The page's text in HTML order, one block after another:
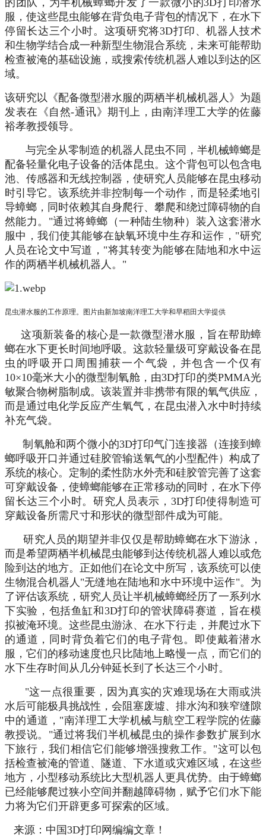
的团队，为半机械蟑螂开发了一款微小的3D打印潜水
服，使这些昆虫能够在背负电子背包的情况下，在水下
停留长达三个小时。这项研究将3D打印、机器人技术
和生物学结合成一种新型生物混合系统，未来可能帮助
检查被淹的基础设施，或搜索传统机器人难以到达的区
域。
该研究以《配备微型潜水服的两栖半机械机器人》为题
发表在《自然-通讯》期刊上，由南洋理工大学的佐藤
裕孝教授领导。
与完全从零制造的机器人昆虫不同，半机械蟑螂是
配备轻量化电子设备的活体昆虫。这个背包可以包含电
池、传感器和无线控制器，使研究人员能够在昆虫移动
时引导它。该系统并非控制每一个动作，而是轻柔地引
导蟑螂，同时依赖其自身爬行、攀爬和绕过障碍物的自
然能力。"通过将蟑螂（一种陆生物种）装入这套潜水
服中，我们使其能够在缺氧环境中生存和运作，"研究
人员在论文中写道，"将其转变为能够在陆地和水中运
作的两栖半机械机器人。"
昆虫潜水服的工作原理。图片由新加坡南洋理工大学和早稻田大学提供
这项新装备的核心是一款微型潜水服，旨在帮助蟑
螂在水下更长时间地呼吸。这款轻量级可穿戴设备在昆
虫的呼吸开口周围捕获一个气袋，并包含一个仅有
10×10毫米大小的微型制氧舱，由3D打印的类PMMA光
敏聚合物树脂制成。该装置并非携带有限的氧气供应，
而是通过电化学反应产生氧气，在昆虫潜入水中时持续
补充气袋。
制氧舱和两个微小的3D打印气门连接器（连接到蟑
螂呼吸开口并通过硅胶管输送氧气的小型配件）构成了
系统的核心。定制的柔性防水外壳和硅胶管完善了这套
可穿戴设备，使蟑螂能够在正常移动的同时，在水下停
留长达三个小时。研究人员表示，3D打印使得制造可
穿戴设备所需尺寸和形状的微型部件成为可能。
研究人员的期望并非仅仅是帮助蟑螂在水下游泳，
而是希望两栖半机械昆虫能够到达传统机器人难以或危
险到达的地方。正如他们在论文中所写，该系统可以使
生物混合机器人"无缝地在陆地和水中环境中运作"。为
了评估该系统，研究人员让半机械蟑螂经历了一系列水
下实验，包括鱼缸和3D打印的管状障碍赛道，旨在模
拟被淹环境。这些昆虫游泳、在水下行走，并爬过水下
的通道，同时背负着它们的电子背包。即使戴着潜水
服，它们的移动速度也只比陆地上略慢一点，而它们的
水下生存时间从几分钟延长到了长达三个小时。
"这一点很重要，因为真实的灾难现场在大雨或洪
水后可能极具挑战性，会阻塞废墟、排水沟和狭窄缝隙
中的通道，"南洋理工大学机械与航空工程学院的佐藤
教授说。"通过将我们半机械昆虫的操作参数扩展到水
下旅行，我们相信它们能够增强搜救工作。"这可以包
括检查被淹的管道、隧道、下水道或灾难区域，在这些
地方，小型移动系统比大型机器人更具优势。由于蟑螂
已经能够爬过狭小空间并翻越障碍物，赋予它们水下能
力将为它们开辟更多可探索的区域。
来源：中国3D打印网编编文章！